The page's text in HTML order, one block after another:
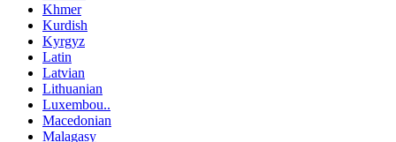
Khmer
Kurdish
Kyrgyz
Latin
Latvian
Lithuanian
Luxembou..
Macedonian
Malagasy